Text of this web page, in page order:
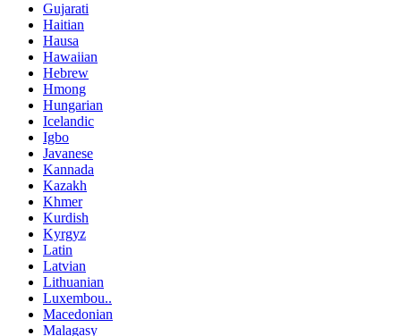
Gujarati
Haitian
Hausa
Hawaiian
Hebrew
Hmong
Hungarian
Icelandic
Igbo
Javanese
Kannada
Kazakh
Khmer
Kurdish
Kyrgyz
Latin
Latvian
Lithuanian
Luxembou..
Macedonian
Malagasy